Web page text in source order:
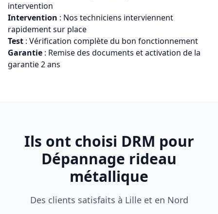
intervention
Intervention : Nos techniciens interviennent
rapidement sur place
Test : Vérification complète du bon fonctionnement
Garantie : Remise des documents et activation de la
garantie 2 ans
Ils ont choisi DRM pour
Dépannage rideau
métallique
Des clients satisfaits à Lille et en Nord